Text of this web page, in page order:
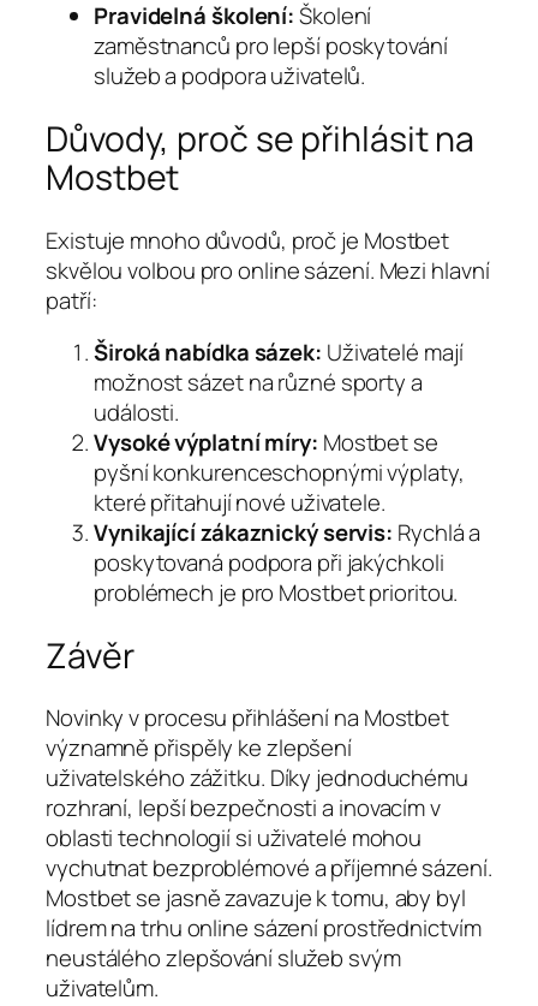
Pravidelná školení:Školení
zaměstnanců pro lepší poskytování
služeb a podpora uživatelů.
Důvody, proč se přihlásit na
Mostbet
Existuje mnoho důvodů, proč je Mostbet
skvělou volbou pro online sázení. Mezi hlavní
patří:
Široká nabídka sázek: Uživatelé mají
možnost sázet na různé sporty a
události.
Vysoké výplatní míry: Mostbet se
pyšní konkurenceschopnými výplaty,
které přitahují nové uživatele.
Vynikající zákaznický servis: Rychlá a
poskytovaná podpora při jakýchkoli
problémech je pro Mostbet prioritou.
Závěr
Novinky v procesu přihlášení na Mostbet
významně přispěly ke zlepšení
uživatelského zážitku. Díky jednoduchému
rozhraní, lepší bezpečnosti a inovacím v
oblasti technologií si uživatelé mohou
vychutnat bezproblémové a příjemné sázení.
Mostbet se jasně zavazuje k tomu, aby byl
lídrem na trhu online sázení prostřednictvím
neustálého zlepšování služeb svým
uživatelům.